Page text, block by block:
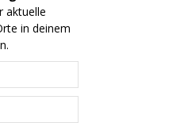
aktuelle
in deinem